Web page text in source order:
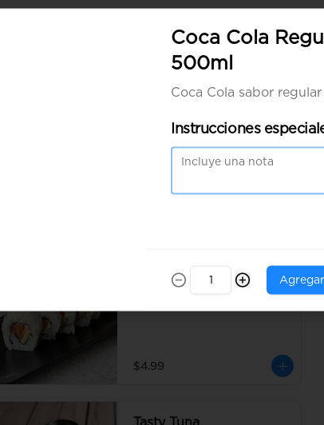
Filadelfia
$4.99
Coca Cola
500ml
Coca Cola sabor
Instrucciones
Agregar